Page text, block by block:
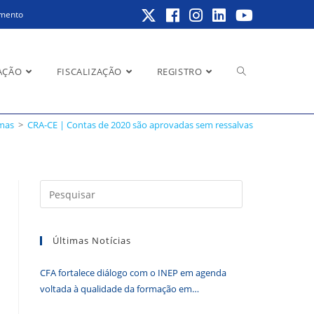
FISCALIZAÇÃO REGISTRO Alternar
do
> CRA-CE | Contas de 2020 são aprovadas sem ressalvas
a
Últimas Notícias
CFA fortalece diálogo com o INEP em agenda
voltada à qualidade da formação em